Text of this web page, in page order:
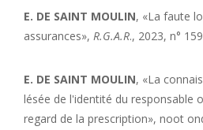
E. DE SAINT MOULIN, «La faute
assurances», R.G.A.R., 2023, n°
E. DE SAINT MOULIN, «La
lésée de l'identité du responsable
regard de la prescription», noot